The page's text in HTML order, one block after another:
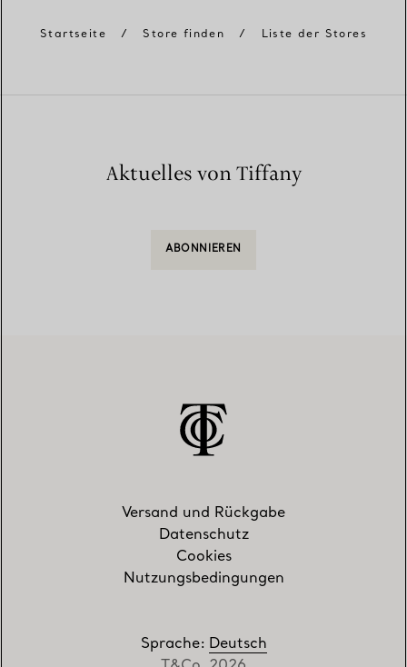
Startseite / Store finden / Liste der Stores
Aktuelles von Tiffany
ABONNIEREN
Versand und Rückgabe
Datenschutz
Cookies
Nutzungsbedingungen
Sprache: Deutsch